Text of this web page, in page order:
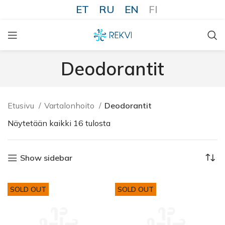
ET RU EN FI
Deodorantit
Etusivu Vartalonhoito
Deodorantit
Näytetään kaikki 16 tulosta
Show sidebar
SOLD OUT SOLD OUT